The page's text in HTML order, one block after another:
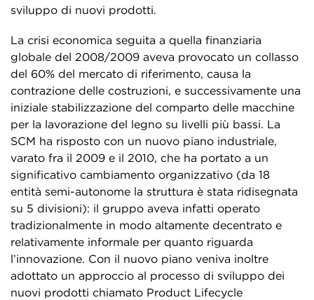
sviluppo di nuovi prodotti.
La crisi economica seguita a quella finanziaria
globale del 2008/2009 aveva provocato un collasso
del 60% del mercato di riferimento, causa la
contrazione delle costruzioni, e successivamente una
iniziale stabilizzazione del comparto delle macchine
per la lavorazione del legno su livelli più bassi. La
SCM ha risposto con un nuovo piano industriale,
varato fra il 2009 e il 2010, che ha portato a un
significativo cambiamento organizzativo (da 18
entità semi-autonome la struttura è stata ridisegnata
su 5 divisioni): il gruppo aveva infatti operato
tradizionalmente in modo altamente decentrato e
relativamente informale per quanto riguarda
l’innovazione. Con il nuovo piano veniva inoltre
adottato un approccio al processo di sviluppo dei
nuovi prodotti chiamato Product Lifecycle